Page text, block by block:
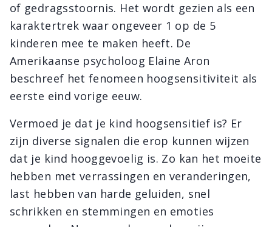
of gedragsstoornis. Het wordt gezien als een
karaktertrek waar ongeveer 1 op de 5
kinderen mee te maken heeft. De
Amerikaanse psycholoog Elaine Aron
beschreef het fenomeen hoogsensitiviteit als
eerste eind vorige eeuw.
Vermoed je dat je kind hoogsensitief is? Er
zijn diverse signalen die erop kunnen wijzen
dat je kind hooggevoelig is. Zo kan het moeite
hebben met verrassingen en veranderingen,
last hebben van harde geluiden, snel
schrikken en stemmingen en emoties